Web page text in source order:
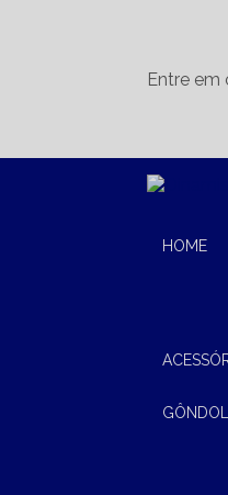
Entre
HOME